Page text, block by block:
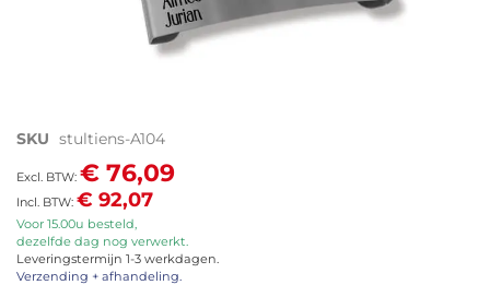
Ga
het
begin
van
de
afbeeldingen-
SKU stultiens-A104
€ 92,07
€ 76,09
Voor 15.00u besteld,
dezelfde dag nog verwerkt.
Leveringstermijn 1-3 werkdagen.
Verzending + afhandeling.